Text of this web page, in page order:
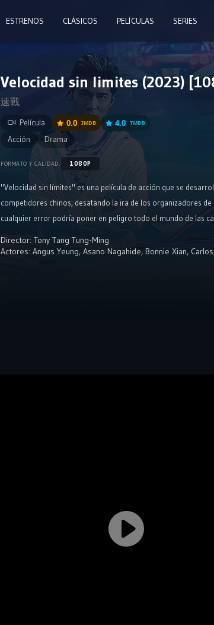
ESTRENOS CLÁSICOS PELÍCULAS SERIES
Velocidad sin limites (2023)
速戰
Película 0.0 IMDB 4.0 TMDB
Acción Drama
FORMATO Y CALIDAD: 1080P
"Velocidad sin límites" es una película de acción que se
competidores chinos, desatando la ira de los organizadores
cualquier error podría poner en peligro todo el mundo de las
Director: Tony Tang Tung-Ming
Actores: Angus Yeung, Asano Nagahide, Bonnie Xian,